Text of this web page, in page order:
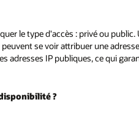
le type d'accès : privé ou
se voir attribuer une
adresses IP publiques, ce qui
?